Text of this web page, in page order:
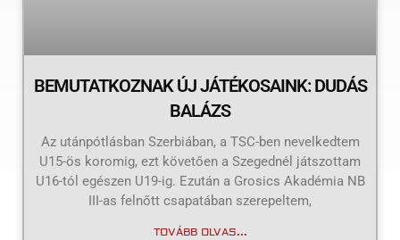
BEMUTATKOZNAK ÚJ JÁTÉKOSAINK: DUDÁS
BALÁZS
Az utánpótlásban Szerbiában, a TSC-ben nevelkedtem
U15-ös koromig, ezt követően a Szegednél játszottam
U16-tól egészen U19-ig. Ezután a Grosics Akadémia NB
III-as felnőtt csapatában szerepeltem,
TOVÁBB OLVAS...